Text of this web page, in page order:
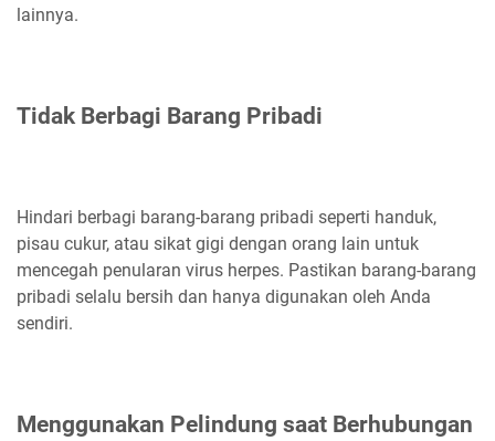
lainnya.
Tidak Berbagi Barang Pribadi
Hindari berbagi barang-barang pribadi seperti handuk,
pisau cukur, atau sikat gigi dengan orang lain untuk
mencegah penularan virus herpes. Pastikan barang-barang
pribadi selalu bersih dan hanya digunakan oleh Anda
sendiri.
Menggunakan Pelindung saat Berhubungan